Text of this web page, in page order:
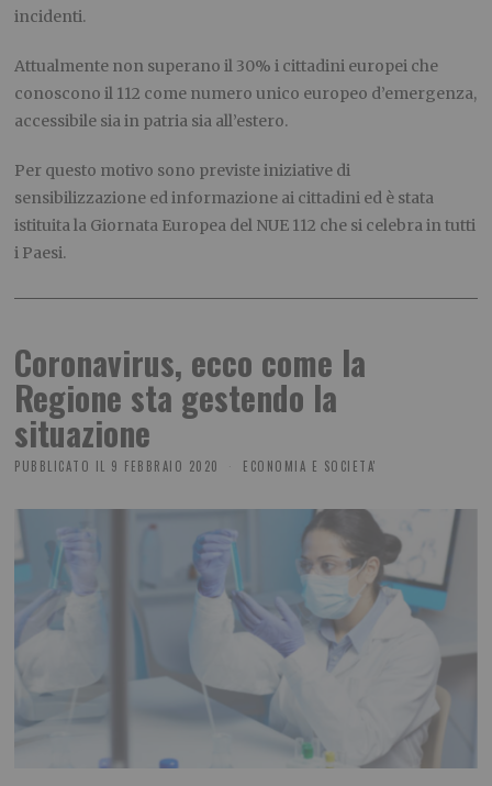
incidenti.
Attualmente non superano il 30% i cittadini europei che
conoscono il 112 come numero unico europeo d’emergenza,
accessibile sia in patria sia all’estero.
Per questo motivo sono previste iniziative di
sensibilizzazione ed informazione ai cittadini ed è stata
istituita la Giornata Europea del NUE 112 che si celebra in tutti
i Paesi.
Coronavirus, ecco come la
Regione sta gestendo la
situazione
PUBBLICATO IL 9 FEBBRAIO 2020 ECONOMIA E SOCIETA'